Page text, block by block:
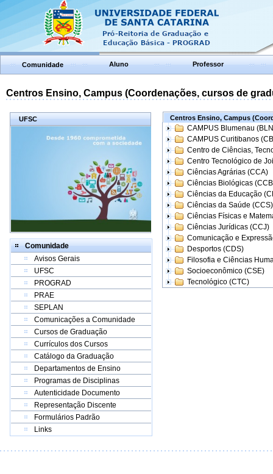
Comunidade Aluno Professor
Centros Ensino, Campus (Coordenações, cursos de
UFSC
Comunidade
Avisos Gerais
UFSC
PROGRAD
PRAE
SEPLAN
Comunicações a Comunidade
Cursos de Graduação
Currículos dos Cursos
Catálogo da Graduação
Departamentos de Ensino
Programas de Disciplinas
Autenticidade Documento
Representação Discente
Formulários Padrão
Links
Centros Ensino, Campus
CAMPUS Blumenau
CAMPUS Curitibanos
Centro de Ciências,
Centro Tecnológico de
Ciências Agrárias (CCA)
Ciências Biológicas
Ciências da Educação
Ciências da Saúde (CCS)
Ciências Físicas e
Ciências Jurídicas (CCJ)
Comunicação e
Desportos (CDS)
Filosofia e Ciências
Socioeconômico (CSE)
Tecnológico (CTC)